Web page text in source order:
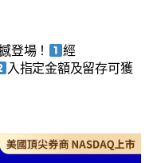
登場！
經
入指定金額及留存可獲